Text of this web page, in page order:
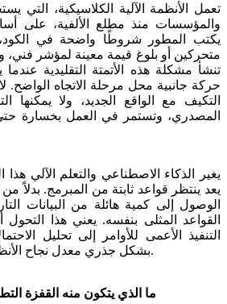
تعمل الأنظمة الآلية الكلاسيكية، التي
والمؤسسات منذ مطلع الألفية، على
يكتب المطور شروطًا واضحة في
متحركين أو بلوغ قيمة معينة لمؤشر فني،
تنشأ مشكلة هذه الأتمتة التقليدية
حركة جانبية محل مرحلة الاتجاه الواضح. لا
التكيف مع الواقع الجديد، ولا يمكنها
المصدري، وتستمر في العمل بخسارة
يغير الذكاء الاصطناعي والتعلم الآلي هذا
يعد ينتظر قواعد ثابتة من المبرمج. بدلاً
الوصول إلى كمية هائلة من البيانات
القواعد المثلى بنفسه. يعني هذا التحول
التنفيذ الأعمى للأوامر إلى تحليل
بشكل جذري معدل نجاح الأنظمة في بيئة سوق متغيرة.
ما الذي يتكون منه القفزة